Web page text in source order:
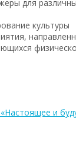
для
культуры
и